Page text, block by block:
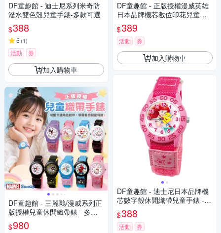
DF童趣館 - 迪士尼系列米奇防
潑水雙色殼兒童手錶-多款可選
$388
5 (1)
活動 券
加入購物車
DF童趣館 - 三麗鷗/漫威系列正
版授權兒童休閒織帶錶 - 多款
可選
$980
DF童趣館 - 正版授權漫威英雄
日本品牌機芯數位印花兒童手
錶
$389
活動 券
加入購物車
DF童趣館 - 迪士尼日本品牌機
芯數字殼休閒織帶兒童手錶 -
多款可選
$388
活動 券